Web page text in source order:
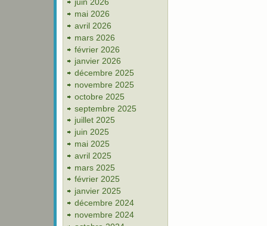
juin 2026
mai 2026
avril 2026
mars 2026
février 2026
janvier 2026
décembre 2025
novembre 2025
octobre 2025
septembre 2025
juillet 2025
juin 2025
mai 2025
avril 2025
mars 2025
février 2025
janvier 2025
décembre 2024
novembre 2024